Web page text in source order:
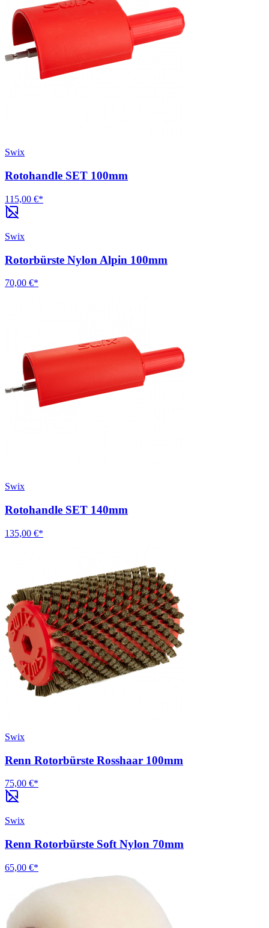
Swix
Rotohandle SET 100mm
115,00 €*
Swix
Rotorbürste Nylon Alpin 100mm
70,00 €*
Swix
Rotohandle SET 140mm
135,00 €*
Swix
Renn Rotorbürste Rosshaar 100mm
75,00 €*
Swix
Renn Rotorbürste Soft Nylon 70mm
65,00 €*